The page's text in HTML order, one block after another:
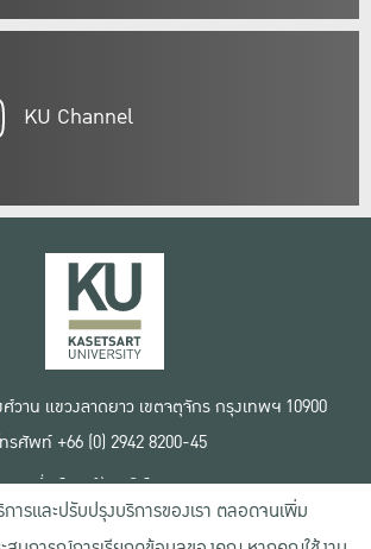
KU Channel
วาน แขวงลาดยาว เขตจตุจักร กรุงเทพฯ 10900
รศัพท์ +66 (0) 2942 8200-45
เงื่อนไขการใช้งานเว็บไซต์
ข้อตกลงด้านสิทธิ์ใช้งาน
นโยบายความเป็นส่วนตัว
การและปรับปรุงบริการของเรา ตลอดจนเพิ่ม